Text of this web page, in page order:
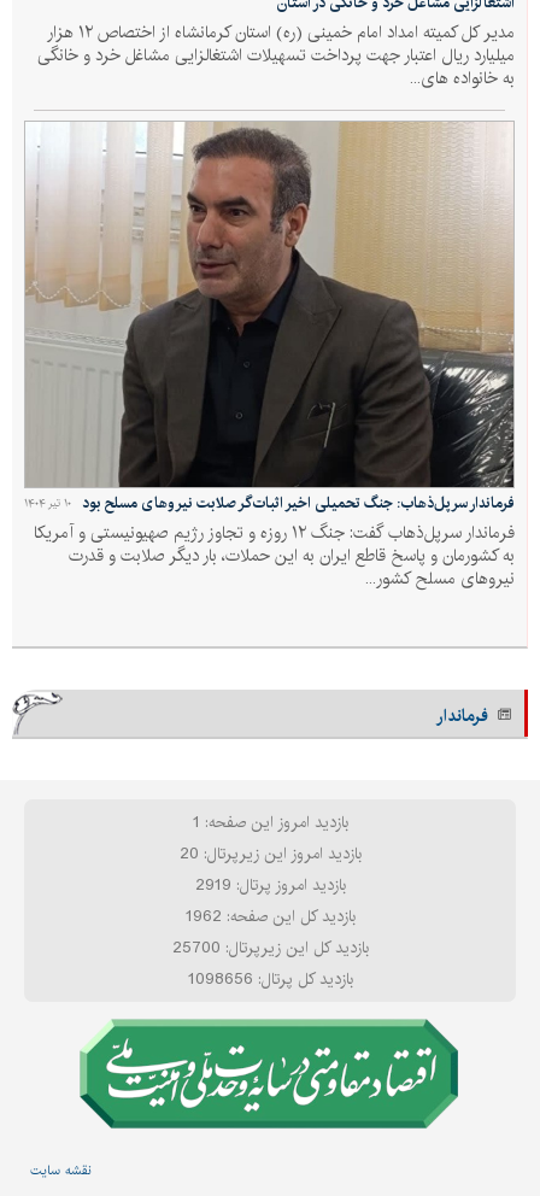
مدیر کل کمیته امداد امام خمینی (ره) استان کرمانشاه از اختصاص ۱۲ هزار
میلیارد ریال اعتبار جهت پرداخت تسهیلات اشتغالزایی مشاغل خرد و خانگی
به خانواده های...
۱۰ تیر ۱۴۰۴ فرماندار سرپل‌ذهاب: جنگ تحمیلی اخیر اثبات‌گر صلابت نیروهای مسلح بود
فرماندار سرپل‌ذهاب گفت: جنگ ۱۲ روزه و تجاوز رژیم صهیونیستی و آمریکا
به کشورمان و پاسخ قاطع ایران به این حملات، بار دیگر صلابت و قدرت
نیروهای مسلح کشور...
فرماندار
بازدید امروز این صفحه: 1
بازدید امروز این زیرپرتال: 20
بازدید امروز پرتال: 2919
بازدید کل این صفحه: 1962
بازدید کل این زیرپرتال: 25700
بازدید کل پرتال: 1098656
نقشه سایت